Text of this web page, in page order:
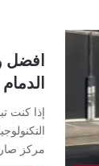
افضل
إذا كنت
مركز